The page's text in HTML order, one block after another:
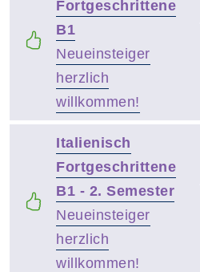
Fortgeschrittene
B1
Neueinsteiger
herzlich
willkommen!
Italienisch
Fortgeschrittene
B1 - 2. Semester
Neueinsteiger
herzlich
willkommen!